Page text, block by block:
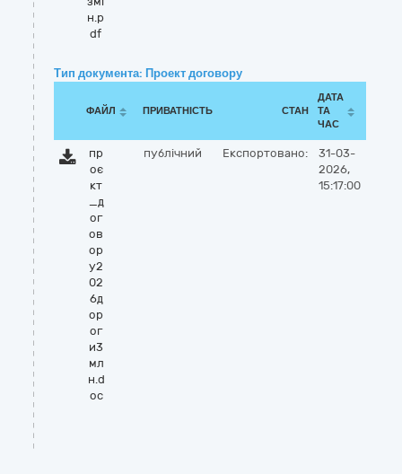
н.p
df
Тип документа: Проект договору
ФАЙЛ ПРИВАТНІСТЬ СТАН
ДАТА
ТА
ЧАС
пр
оє
кт
_д
ог
ов
ор
у2
02
6д
ор
ог
и3
мл
н.d
oc
публічний Експортовано:
31-03-
2026,
15:17:00